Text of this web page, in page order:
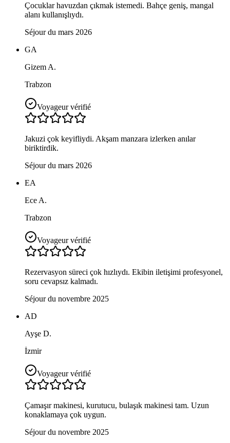
Çocuklar havuzdan çıkmak istemedi. Bahçe geniş, mangal
alanı kullanışlıydı.
Séjour du mars 2026
GA
Gizem A.
Trabzon
Voyageur vérifié
Jakuzi çok keyifliydi. Akşam manzara izlerken anılar
biriktirdik.
Séjour du mars 2026
EA
Ece A.
Trabzon
Voyageur vérifié
Rezervasyon süreci çok hızlıydı. Ekibin iletişimi profesyonel,
soru cevapsız kalmadı.
Séjour du novembre 2025
AD
Ayşe D.
İzmir
Voyageur vérifié
Çamaşır makinesi, kurutucu, bulaşık makinesi tam. Uzun
konaklamaya çok uygun.
Séjour du novembre 2025